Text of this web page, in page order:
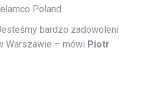
Poland.
bardzo zadowoleni
Warszawie – mówi Piotr